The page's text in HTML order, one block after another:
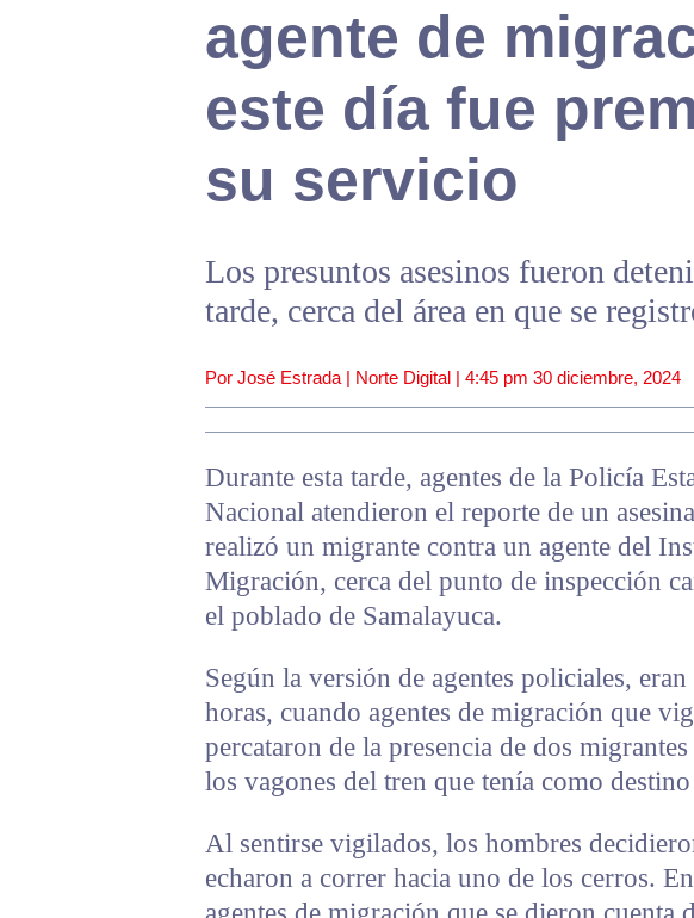
agente de
este día fue
su servicio
Los presuntos asesinos fueron
tarde, cerca del área en que se
Por José Estrada | Norte Digital | 4:45 pm 30 diciembre, 2024
Durante esta tarde, agentes de la Policía
Nacional atendieron el reporte de un
realizó un migrante contra un agente del
Migración, cerca del punto de inspección
el poblado de Samalayuca.
Según la versión de agentes policiales,
horas, cuando agentes de migración que
percataron de la presencia de dos
los vagones del tren que tenía como
Al sentirse vigilados, los hombres
echaron a correr hacia uno de los cerros.